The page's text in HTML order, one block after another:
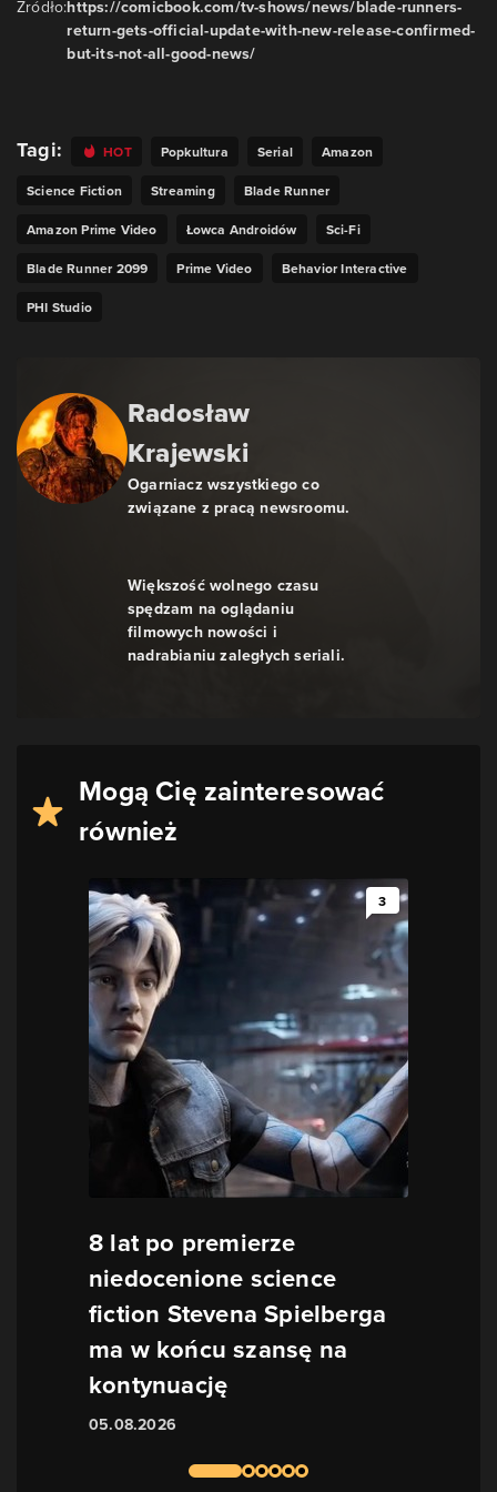
Źródło:https://comicbook.com/tv-shows/news/blade-runners-
return-gets-official-update-with-new-release-confirmed-
but-its-not-all-good-news/
Tagi: HOT Popkultura Serial Amazon
Science Fiction Streaming Blade Runner
Amazon Prime Video Łowca Androidów Sci-Fi
Blade Runner 2099 Prime Video Behavior Interactive
PHI Studio
Radosław
Krajewski
Ogarniacz wszystkiego co
związane z pracą newsroomu.
Większość wolnego czasu
spędzam na oglądaniu
filmowych nowości i
nadrabianiu zaległych seriali.
Mogą Cię zainteresować
również
3
8 lat po premierze
niedocenione science
fiction Stevena Spielberga
ma w końcu szansę na
kontynuację
05.08.2026